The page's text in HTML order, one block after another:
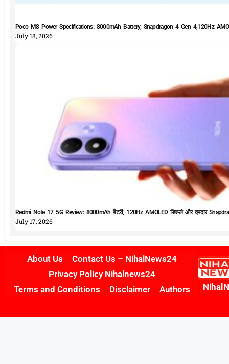
Poco M8 Power Specifications: 8000mAh Battery, Snapdragon 4 Gen 4,120Hz
July 18, 2026
Redmi Note 17 5G Review: 8000mAh बैटरी, 120Hz AMOLED डिस्प्ले और दमदार
July 17, 2026
About Us
Contact Us – NihalNews24
Privacy Policy Nihalnews24
Terms and Conditions
Disclaimer Authors